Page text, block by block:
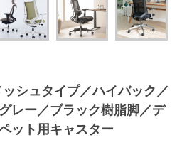
シュタイプ／ハイバック／
レー／ブラック樹脂脚／デ
ット用キャスター